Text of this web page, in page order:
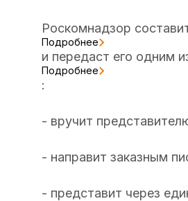
Роскомнадзор
Подробнее
и передаст его одним
Подробнее
:
- вручит
- направит заказным
- представит через